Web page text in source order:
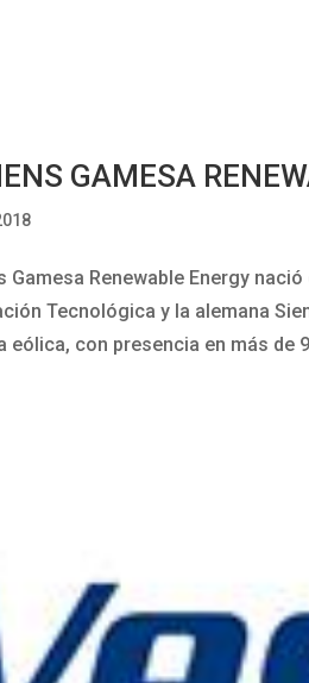
GAMESA
Gamesa Renewable Energy
Tecnológica y la alemana
eólica, con presencia en más de